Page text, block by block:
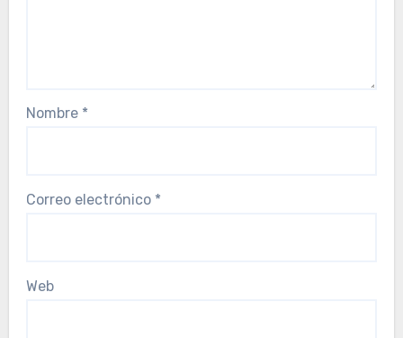
Nombre *
Correo electrónico *
Web